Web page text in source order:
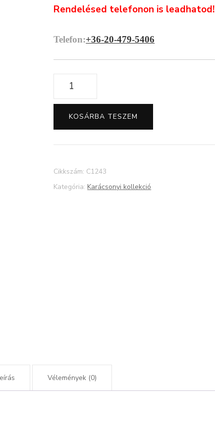
Rendelésed telefonon is leadhatod!
Telefon:+36-20-479-5406
Karácsonyi
mintás
étkészlet
mennyiség
KOSÁRBA TESZEM
Cikkszám: C1243
Kategória:Karácsonyi kollekció
Vélemények (0)